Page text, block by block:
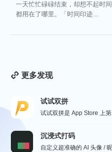
一天忙忙碌碌结束，却想不起时间
都用在了哪里。「时间印迹
更多发现
试试双拼
沉浸式打码